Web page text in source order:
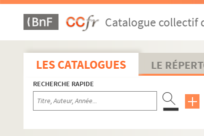
Catalogue collectif
LES CATALOGUES LE
RECHERCHE RAPIDE
D4-15. Ghémar
D4-16. Goosens J.E.
D4-17. Gruyelle Frères
D4-17-1. Au soulier parisien
D4-17-2. Coffres-forts Degryse-Werbrouck
D4-17-3. Taverne restaurant "au XXe siècle"